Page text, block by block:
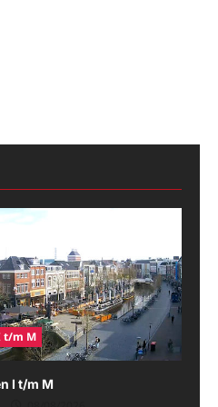
t/m M
I t/m M